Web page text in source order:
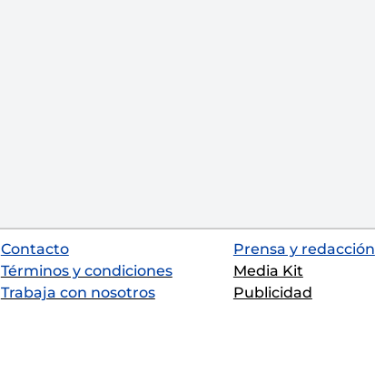
Contacto
Términos y condiciones
Trabaja con nosotros
Prensa y redacción
Media Kit
Publicidad